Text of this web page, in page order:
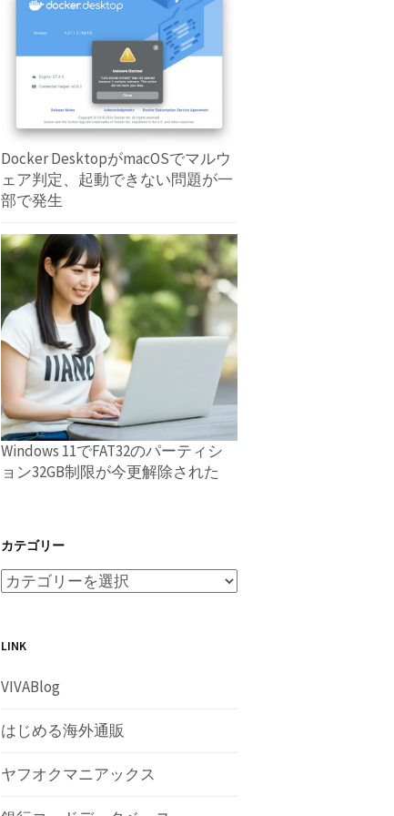
Docker DesktopがmacOSでマルウ
ェア判定、起動できない問題が一
部で発生
Windows 11でFAT32のパーティシ
ョン32GB制限が今更解除された
カテゴリー
LINK
VIVABlog
はじめる海外通販
ヤフオクマニアックス